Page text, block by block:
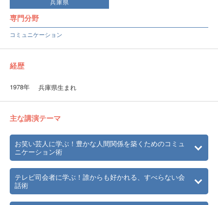
兵庫県
専門分野
コミュニケーション
経歴
1978年 兵庫県生まれ
主な講演テーマ
お笑い芸人に学ぶ！豊かな人間関係を築くためのコミュ
ニケーション術
テレビ司会者に学ぶ！誰からも好かれる、すべらない会
話術